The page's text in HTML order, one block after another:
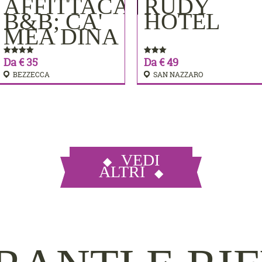
AFFITTACAMERE
B&B; CA'
MEA DINA
Da € 35
BEZZECCA
PRENOTA RUDY
HOTEL
Da € 49
SAN NAZZARO
PRENOTA
VEDI
ALTRI